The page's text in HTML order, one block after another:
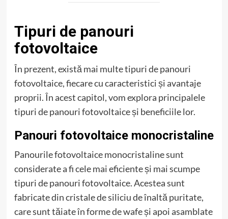
Tipuri de panouri
fotovoltaice
În prezent, există mai multe tipuri de panouri
fotovoltaice, fiecare cu caracteristici și avantaje
proprii. În acest capitol, vom explora principalele
tipuri de panouri fotovoltaice și beneficiile lor.
Panouri fotovoltaice monocristaline
Panourile fotovoltaice monocristaline sunt
considerate a fi cele mai eficiente și mai scumpe
tipuri de panouri fotovoltaice. Acestea sunt
fabricate din cristale de siliciu de înaltă puritate,
care sunt tăiate în forme de wafe și apoi asamblate